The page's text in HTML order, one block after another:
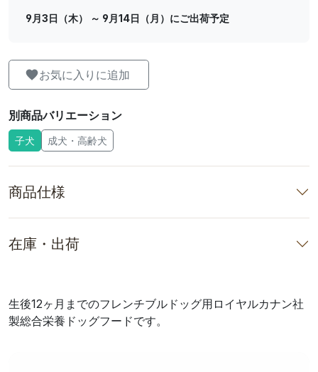
9月3日（木） ～ 9月14日（月）にご出荷予定
お気に入りに追加
別商品バリエーション
子犬 成犬・高齢犬
商品仕様
在庫・出荷
生後12ヶ月までのフレンチブルドッグ用ロイヤルカナン社
製総合栄養ドッグフードです。